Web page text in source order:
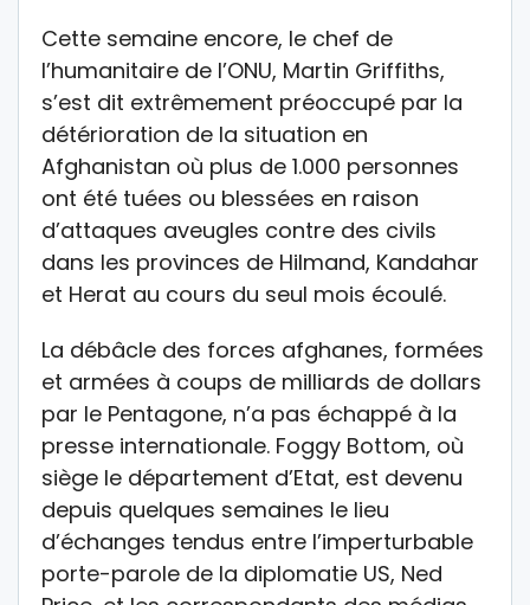
Cette semaine encore, le chef de
l’humanitaire de l’ONU, Martin Griffiths,
s’est dit extrêmement préoccupé par la
détérioration de la situation en
Afghanistan où plus de 1.000 personnes
ont été tuées ou blessées en raison
d’attaques aveugles contre des civils
dans les provinces de Hilmand, Kandahar
et Herat au cours du seul mois écoulé.
La débâcle des forces afghanes, formées
et armées à coups de milliards de dollars
par le Pentagone, n’a pas échappé à la
presse internationale. Foggy Bottom, où
siège le département d’Etat, est devenu
depuis quelques semaines le lieu
d’échanges tendus entre l’imperturbable
porte-parole de la diplomatie US, Ned